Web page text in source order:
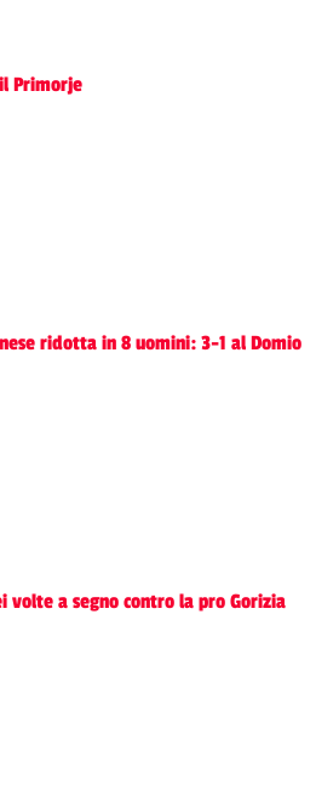
Primorje
ridotta in 8 uomini: 3-1 al Domio
volte a segno contro la pro Gorizia